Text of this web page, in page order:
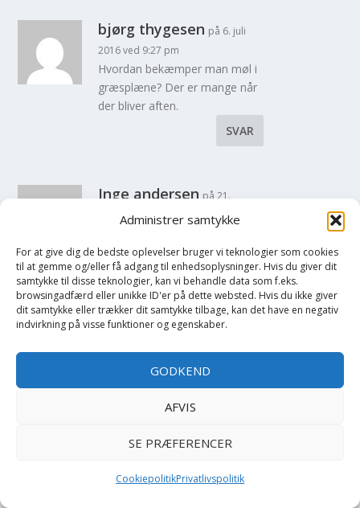
Administrer samtykke
For at give dig de bedste oplevelser bruger vi teknologier som cookies
til at gemme og/eller få adgang til enhedsoplysninger. Hvis du giver dit
samtykke til disse teknologier, kan vi behandle data som f.eks.
browsingadfærd eller unikke ID'er på dette websted. Hvis du ikke giver
dit samtykke eller trækker dit samtykke tilbage, kan det have en negativ
indvirkning på visse funktioner og egenskaber.
GODKEND
AFVIS
SE PRÆFERENCER
CookiepolitikPrivatlivspolitik
bjørg thygesen på 6. juli
2016 ved 9:27 pm
Hvordan bekæmper man møl i
græsplæne? Der er mange når
der bliver aften.
SVAR
Inge andersen på 21.
september 2016 ved 12:26 pm
hjemmestrikket bluse. Jeg har
vasket skuffer og trøje, og lagt
den i fryseren. Der lå et dødt
insekt i skuffen. Mørkebrunt og
2 cm langt. Andet tøj i skuffen
gulvtæppe. Hvilken møl er det,
SVAR